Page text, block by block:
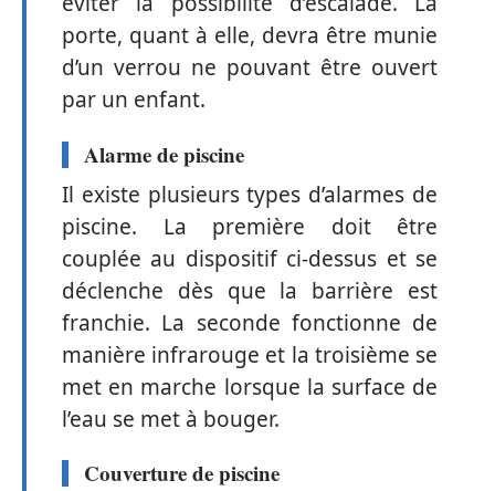
porte, quant à elle, devra être munie
d’un verrou ne pouvant être ouvert
par un enfant.
Alarme de piscine
Il existe plusieurs types d’alarmes de
piscine. La première doit être
couplée au dispositif ci-dessus et se
déclenche dès que la barrière est
franchie. La seconde fonctionne de
manière infrarouge et la troisième se
met en marche lorsque la surface de
l’eau se met à bouger.
Couverture de piscine